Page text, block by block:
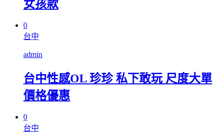
女孩款
0
台中
admin
台中性感OL 珍珍 私下敢玩 尺度大單
價格優惠
0
台中